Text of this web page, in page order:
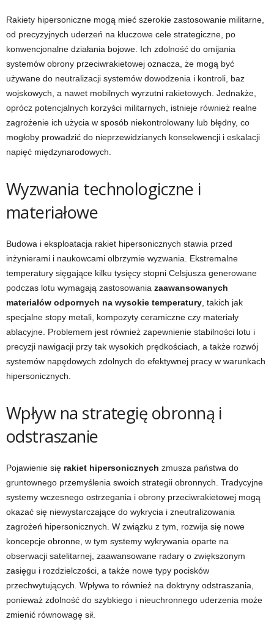
Rakiety hipersoniczne mogą mieć szerokie zastosowanie militarne,
od precyzyjnych uderzeń na kluczowe cele strategiczne, po
konwencjonalne działania bojowe. Ich zdolność do omijania
systemów obrony przeciwrakietowej oznacza, że mogą być
używane do neutralizacji systemów dowodzenia i kontroli, baz
wojskowych, a nawet mobilnych wyrzutni rakietowych. Jednakże,
oprócz potencjalnych korzyści militarnych, istnieje również realne
zagrożenie ich użycia w sposób niekontrolowany lub błędny, co
mogłoby prowadzić do nieprzewidzianych konsekwencji i eskalacji
napięć międzynarodowych.
Wyzwania technologiczne i
materiałowe
Budowa i eksploatacja rakiet hipersonicznych stawia przed
inżynierami i naukowcami olbrzymie wyzwania. Ekstremalne
temperatury sięgające kilku tysięcy stopni Celsjusza generowane
podczas lotu wymagają zastosowania zaawansowanych
materiałów odpornych na wysokie temperatury , takich jak
specjalne stopy metali, kompozyty ceramiczne czy materiały
ablacyjne. Problemem jest również zapewnienie stabilności lotu i
precyzji nawigacji przy tak wysokich prędkościach, a także rozwój
systemów napędowych zdolnych do efektywnej pracy w warunkach
hipersonicznych.
Wpływ na strategię obronną i
odstraszanie
Pojawienie się rakiet hipersonicznych zmusza państwa do
gruntownego przemyślenia swoich strategii obronnych. Tradycyjne
systemy wczesnego ostrzegania i obrony przeciwrakietowej mogą
okazać się niewystarczające do wykrycia i zneutralizowania
zagrożeń hipersonicznych. W związku z tym, rozwija się nowe
koncepcje obronne, w tym systemy wykrywania oparte na
obserwacji satelitarnej, zaawansowane radary o zwiększonym
zasięgu i rozdzielczości, a także nowe typy pocisków
przechwytujących. Wpływa to również na doktryny odstraszania,
ponieważ zdolność do szybkiego i nieuchronnego uderzenia może
zmienić równowagę sił.